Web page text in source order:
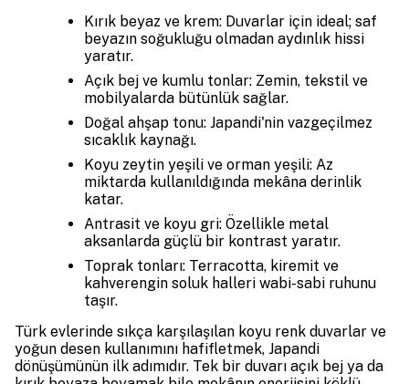
Kırık beyaz ve krem: Duvarlar için ideal; saf
beyazın soğukluğu olmadan aydınlık hissi
yaratır.
Açık bej ve kumlu tonlar: Zemin, tekstil ve
mobilyalarda bütünlük sağlar.
Doğal ahşap tonu: Japandi'nin vazgeçilmez
sıcaklık kaynağı.
Koyu zeytin yeşili ve orman yeşili: Az
miktarda kullanıldığında mekâna derinlik
katar.
Antrasit ve koyu gri: Özellikle metal
aksanlarda güçlü bir kontrast yaratır.
Toprak tonları: Terracotta, kiremit ve
kahverengin soluk halleri wabi-sabi ruhunu
taşır.
Türk evlerinde sıkça karşılaşılan koyu renk duvarlar ve
yoğun desen kullanımını hafifletmek, Japandi
dönüşümünün ilk adımıdır. Tek bir duvarı açık bej ya da